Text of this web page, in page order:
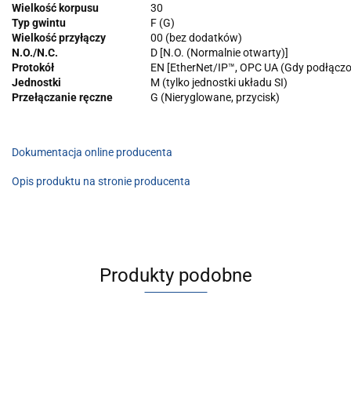
Wielkość korpusu
30
Typ gwintu
F (G)
Wielkość przyłączy
00 (bez dodatków)
N.O./N.C.
D [N.O. (Normalnie otwarty)]
Protokół
EN [EtherNet/IP™, OPC UA (Gdy
Jednostki
M (tylko jednostki układu SI)
Przełączanie ręczne
G (Nieryglowane, przycisk)
Dokumentacja online producenta
Opis produktu na stronie producenta
Produkty podobne